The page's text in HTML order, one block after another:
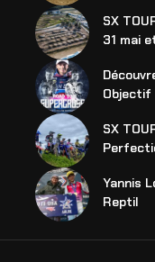
SX
31 mai
Objectif
SX
Yannis
Reptil